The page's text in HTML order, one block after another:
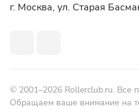
г. Москва, ул. Старая
© 2001–2026 Rollerclub.ru. Все
Обращаем ваше внимание на